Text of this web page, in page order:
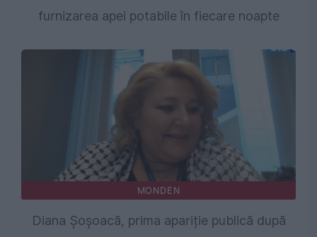
furnizarea apei potabile în fiecare noapte
MONDEN
Diana Șoșoacă, prima apariție publică după